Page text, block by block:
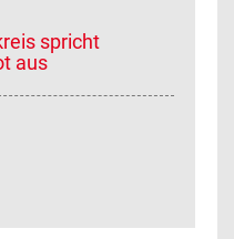
spricht
aus